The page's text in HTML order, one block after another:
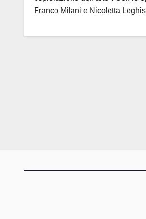
Franco Milani e Nicoletta